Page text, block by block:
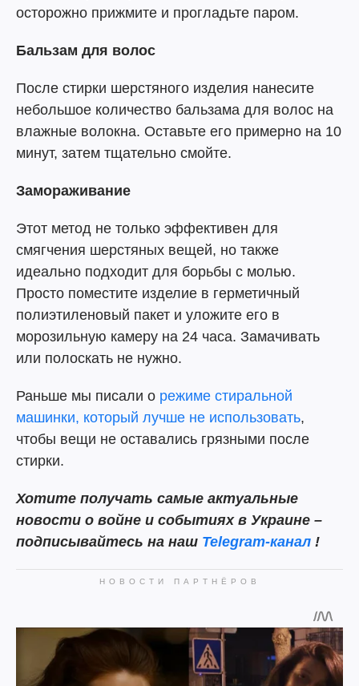
осторожно прижмите и прогладьте паром.
Бальзам для волос
После стирки шерстяного изделия нанесите
небольшое количество бальзама для волос на
влажные волокна. Оставьте его примерно на 10
минут, затем тщательно смойте.
Замораживание
Этот метод не только эффективен для
смягчения шерстяных вещей, но также
идеально подходит для борьбы с молью.
Просто поместите изделие в герметичный
полиэтиленовый пакет и уложите его в
морозильную камеру на 24 часа. Замачивать
или полоскать не нужно.
Раньше мы писали о режиме стиральной
машинки, который лучше не использовать,
чтобы вещи не оставались грязными после
стирки.
Хотите получать самые актуальные
новости о войне и событиях в Украине –
подписывайтесь на наш Telegram-канал !